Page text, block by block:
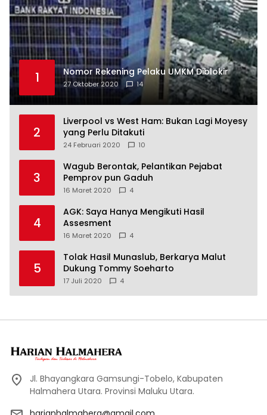
1 Nomor Rekening Pelaku UMKM Diblokir
27 Oktober 2020 14
2
Liverpool vs West Ham: Bukan Lagi Moyesy
yang Perlu Ditakuti
24 Februari 2020 10
3
Wagub Berontak, Pelantikan Pejabat
Pemprov pun Gaduh
16 Maret 2020 4
4
AGK: Saya Hanya Mengikuti Hasil
Assesment
16 Maret 2020 4
5
Tolak Hasil Munaslub, Berkarya Malut
Dukung Tommy Soeharto
17 Juli 2020 4
Jl. Bhayangkara Gamsungi-Tobelo, Kabupaten
Halmahera Utara. Provinsi Maluku Utara.